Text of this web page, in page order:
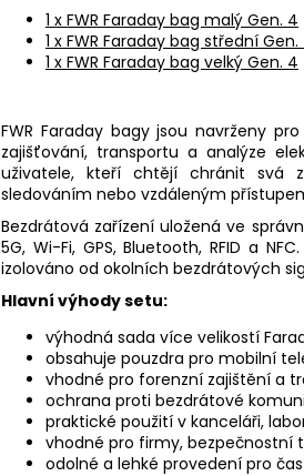
1 x FWR Faraday bag malý Gen. 4
1 x FWR Faraday bag střední Gen.
1 x FWR Faraday bag velký Gen. 4
FWR Faraday bagy jsou navrženy
zajišťování, transportu a analýze
uživatele, kteří chtějí chránit svá
sledováním nebo vzdáleným
Bezdrátová zařízení uložená ve
5G, Wi-Fi, GPS, Bluetooth, RFID a
izolováno od okolních bezdrátových
Hlavní výhody setu:
výhodná sada více velikostí
obsahuje pouzdra pro mobilní
vhodné pro forenzní zajištění a
ochrana proti bezdrátové
praktické použití v kanceláři,
vhodné pro firmy, bezpečnostní
odolné a lehké provedení pro